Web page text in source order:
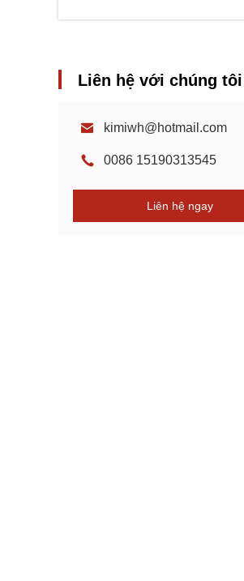
Liên hệ với chúng tôi
kimiwh@hotmail.com
0086 15190313545
Liên hệ ngay